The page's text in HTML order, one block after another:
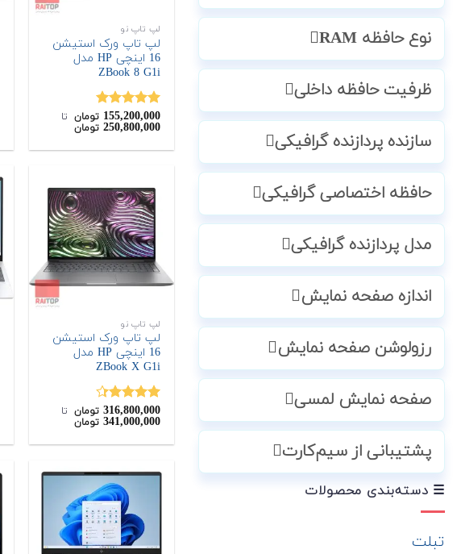
نوع حافظه RAM
ظرفیت حافظه داخلی
سازنده پردازنده گرافیکی
حافظه اختصاصی گرافیکی
مدل پردازنده گرافیکی
اندازه صفحه نمایش
رزولوشن صفحه نمایش
صفحه نمایش لمسی
پشتیبانی از سیم‌کارت
☰ دسته‌بندی محصولات
تبلت
لپ تاپ نو
لپ تاپ ورک استیشن
16 اینچی HP مدل
ZBook 8 G1i
نمره5.00
از 5
155,200,000 تومان ‌ تا ‌
250,800,000 تومان
لپ تاپ نو
لپ تاپ ورک استیشن
16 اینچی HP مدل
ZBook X G1i
نمره4.33
از 5
316,800,000 تومان ‌ تا ‌
341,000,000 تومان